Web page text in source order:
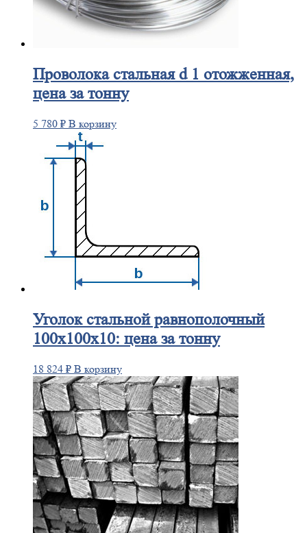
Проволокастальная d 1 отожженная,
цена за тонну
5 780 ₽ В корзину
Уголокстальной равнополочный
100х100х10: цена за тонну
18 824 ₽ В корзину